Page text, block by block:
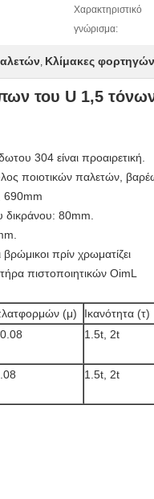
Χαρακτηριστικό
γνώρισμα:
, Κλίμακες
του U 1,5 τόνων
304 είναι προαιρετική.
ποιοτικών παλετών,
690mm
80mm.
πρίν χρωματίζει
πιστοποιητικών OimL
(μ)
Ικανότητα (τ)
1.5t, 2t
1.5t, 2t